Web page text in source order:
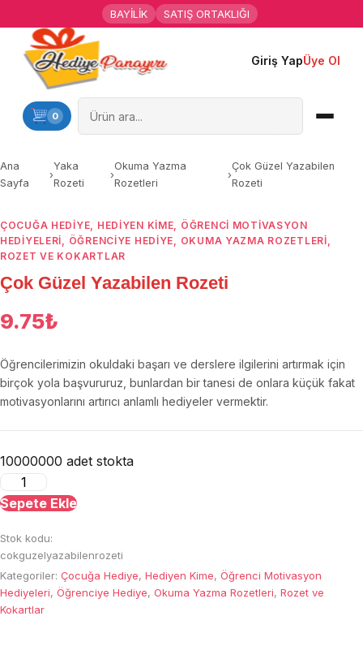
BAYİLİK SATIŞ ORTAKLIĞI
Giriş YapÜye Ol
0
Ana Sayfa
Kişiye Özel Hediyeler
Mesleklere Özel Hediyeler
Özel Günler
Öğrenci Motivasyon Hediyeleri
Yaka Rozeti
Ana
Sayfa
›
Yaka
Rozeti
›
Okuma Yazma
Rozetleri
›
Çok Güzel Yazabilen
Rozeti
ÇOCUĞA HEDIYE, HEDIYEN KIME, ÖĞRENCI MOTIVASYON
HEDIYELERI, ÖĞRENCIYE HEDIYE, OKUMA YAZMA ROZETLERI,
ROZET VE KOKARTLAR
Çok Güzel Yazabilen Rozeti
9.75₺
Öğrencilerimizin okuldaki başarı ve derslere ilgilerini artırmak için
birçok yola başvururuz, bunlardan bir tanesi de onlara küçük fakat
motivasyonlarını artırıcı anlamlı hediyeler vermektir.
10000000 adet stokta
Çok
Güzel
Rozeti
adet
Sepete Ekle
Stok kodu:
cokguzelyazabilenrozeti
Kategoriler: Çocuğa Hediye, Hediyen Kime, Öğrenci Motivasyon
Hediyeleri, Öğrenciye Hediye, Okuma Yazma Rozetleri, Rozet ve
Kokartlar